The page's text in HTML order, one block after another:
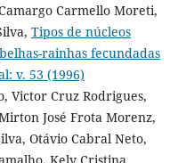
Carmello Moreti,
Tipos de núcleos
rainhas fecundadas
v. 53 (1996)
Victor Cruz Rodrigues,
José Frota Morenz,
Otávio Cabral Neto,